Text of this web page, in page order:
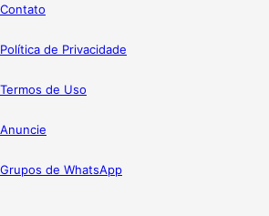
Contato
Política de Privacidade
Termos de Uso
Anuncie
Grupos de WhatsApp